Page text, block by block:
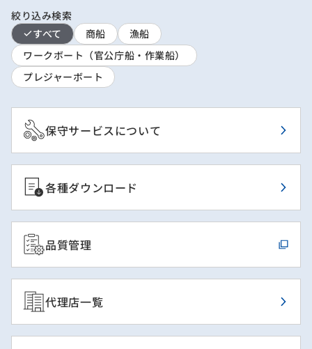
絞り込み検索
すべて
商船
漁船
ワークボート（官公庁船・作業船）
プレジャーボート
保守サービスについて
各種ダウンロード
品質管理
代理店一覧